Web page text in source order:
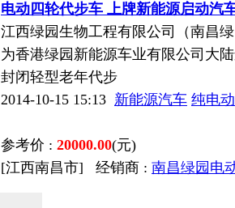
电动四轮代步车 上牌新能源启动汽
江西绿园生物工程有限公司（南昌
为香港绿园新能源车业有限公司大
封闭轻型老年代步
2014-10-15 15:13 新能源汽车 纯电
参考价 : 20000.00(元)
[江西南昌市]
经销商 : 南昌绿园电